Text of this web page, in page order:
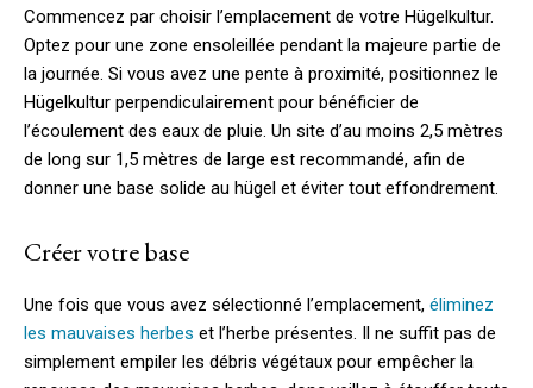
Commencez par choisir l’emplacement de votre Hügelkultur.
Optez pour une zone ensoleillée pendant la majeure partie de
la journée. Si vous avez une pente à proximité, positionnez le
Hügelkultur perpendiculairement pour bénéficier de
l’écoulement des eaux de pluie. Un site d’au moins 2,5 mètres
de long sur 1,5 mètres de large est recommandé, afin de
donner une base solide au hügel et éviter tout effondrement.
Créer votre base
Une fois que vous avez sélectionné l’emplacement, éliminez
les mauvaises herbes et l’herbe présentes. Il ne suffit pas de
simplement empiler les débris végétaux pour empêcher la